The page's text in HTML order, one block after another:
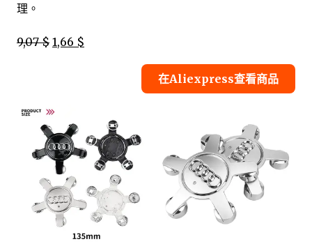
理。
9,07 $ 1,66 $
在Aliexpress查看商品